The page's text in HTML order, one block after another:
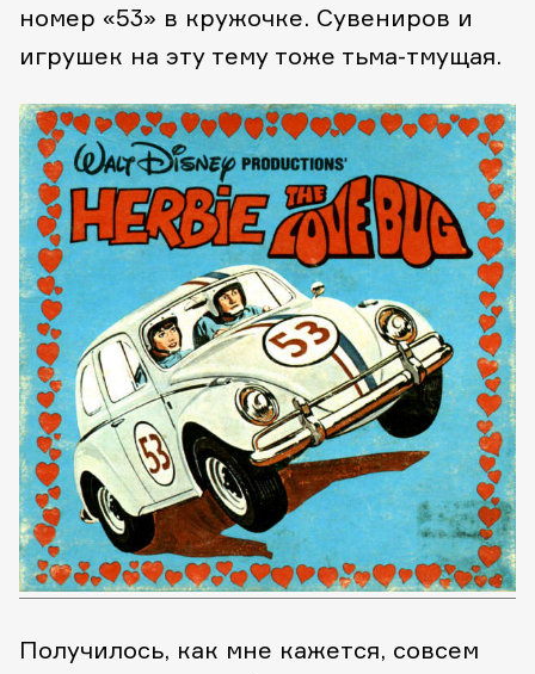
номер «53» в кружочке. Сувениров и
игрушек на эту тему тоже тьма-тмущая.
Получилось, как мне кажется, совсем